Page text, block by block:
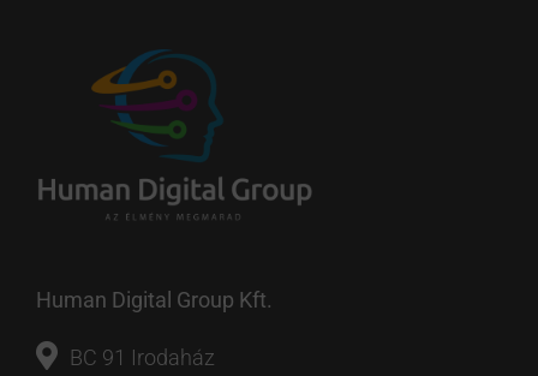
Human Digital Group Kft.
BC 91 Irodaház